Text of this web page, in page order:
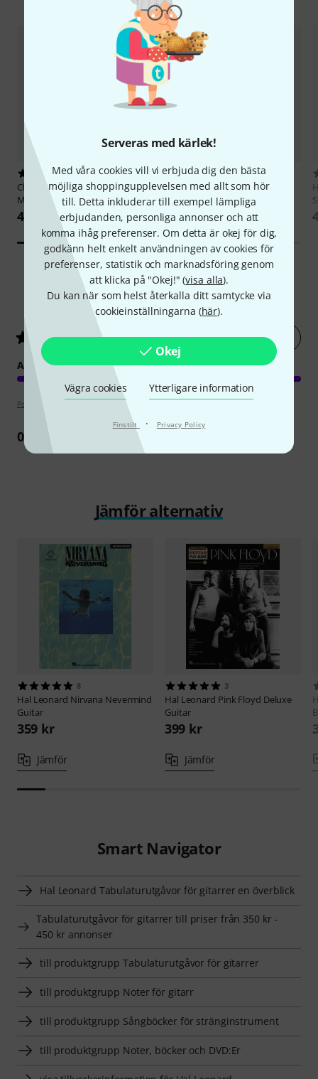
Serveras med kärlek!
Med våra cookies vill vi erbjuda dig den bästa
möjliga shoppingupplevelsen med allt som hör
till. Detta inkluderar till exempel lämpliga
erbjudanden, personliga annonser och att
komma ihåg preferenser. Om detta är okej för dig,
godkänn helt enkelt användningen av cookies för
preferenser, statistik och marknadsföring genom
att klicka på "Okej!" (visa alla).
Du kan när som helst återkalla ditt samtycke via
cookieinställningarna (här).
Okej
Vägra cookies Ytterligare information
Finstilt · Privacy Policy
68
Cherry Lane Music Company
Metallica Black Album Guitar
422 kr
Hannibal VerlagThe Cure
Dunkelbunte Jahre
409 kr
1Kundbetyg
5/ 5 Betygsätt nu
ARRANGEMANG
Poängpolicy
0Recension
Jämför alternativ
8
Hal Leonard Nirvana Nevermind
Guitar
359 kr
Jämför
3
Hal Leonard Pink Floyd Deluxe
Guitar
399 kr
Jämför
Smart Navigator
Hal Leonard Tabulaturutgåvor för gitarrer en överblick
Tabulaturutgåvor för gitarrer till priser från 350 kr -
450 kr annonser
till produktgrupp Tabulaturutgåvor för gitarrer
till produktgrupp Noter för gitarr
till produktgrupp Sångböcker för stränginstrument
till produktgrupp Noter, böcker och DVD:Er